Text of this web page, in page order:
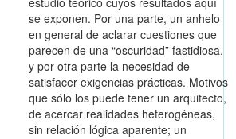
se exponen. Por una parte, un anhelo
en general de aclarar cuestiones que
parecen de una “oscuridad” fastidiosa,
y por otra parte la necesidad de
satisfacer exigencias prácticas. Motivos
que sólo los puede tener un arquitecto,
de acercar realidades heterogéneas,
sin relación lógica aparente; un